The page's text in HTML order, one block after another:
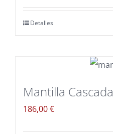
Detalles
Mantilla Cascada
186,00€